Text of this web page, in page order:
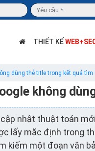
THIẾT KẾ
dùng thẻ title trong kết quả tìm
không
nhật thuật toán
lấy mặc định trong
kiếm một đoạn văn